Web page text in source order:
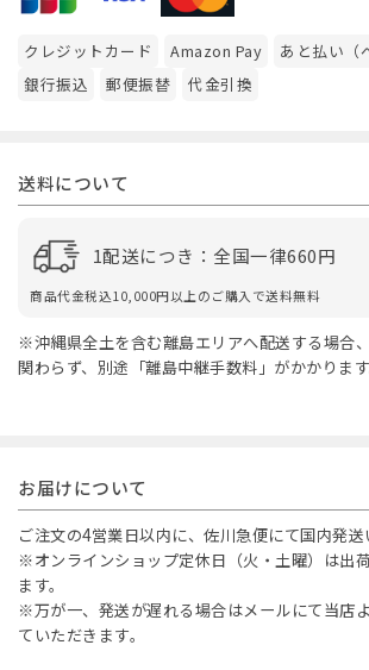
クレジットカード Amazon Pay
あと払い（
銀行振込
郵便振替 代金引換
送料について
1配送につき：全国一律660円
商品代金税込10,000円以上のご購入で送料無料
※沖縄県全土を含む離島エリアへ配送する場合
関わらず、別途「離島中継手数料」がかかります
お届けについて
ご注文の4営業日以内に、佐川急便にて国内発送
※オンラインショップ定休日（火・土曜）は出
ます。
※万が一、発送が遅れる場合はメールにて当店
ていただきます。